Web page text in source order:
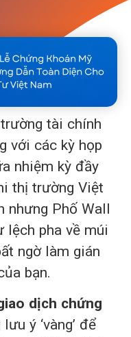
tài chính
với các kỳ họp
nhiệm kỳ đầy
thị trường Việt
nhưng Phố Wall
lệch pha về múi
ngờ làm gián
bạn.
dịch chứng
ý ‘vàng’ để